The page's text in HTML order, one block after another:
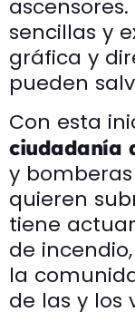
sencillas y
gráfica y
pueden
Con esta
ciudadanía
y
quieren
tiene
de
la
de las y los